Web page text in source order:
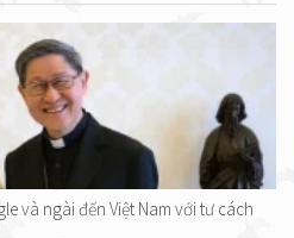
và ngài đến Việt Nam với tư cách